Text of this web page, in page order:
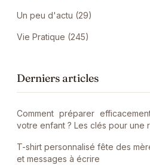
Un peu d'actu (29)
Vie Pratique (245)
Derniers articles
Comment préparer
votre enfant ? Les clés pour une
T-shirt personnalisé fête des
et messages à écrire